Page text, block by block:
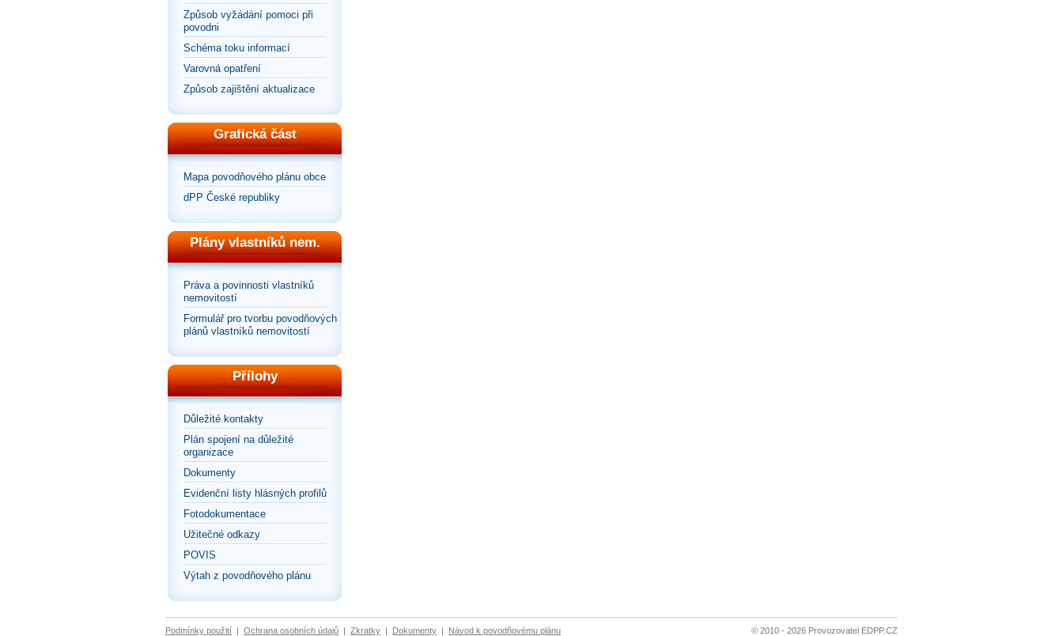
Způsob vyžádání pomoci při
povodni
Schéma toku informací
Varovná opatření
Způsob zajištění aktualizace
Grafická část
Mapa povodňového plánu obce
dPP České republiky
Plány vlastníků nem.
Práva a povinnosti vlastníků
nemovitostí
Formulář pro tvorbu povodňových
plánů vlastníků nemovitostí
Přílohy
Důležité kontakty
Plán spojení na důležité
organizace
Dokumenty
Evidenční listy hlásných profilů
Fotodokumentace
Užitečné odkazy
POVIS
Výtah z povodňového plánu
Podmínky použití | Ochrana osobních údajů | Zkratky | Dokumenty | Návod k povodňovému plánu © 2010 - 2026 Provozovatel EDPP.CZ